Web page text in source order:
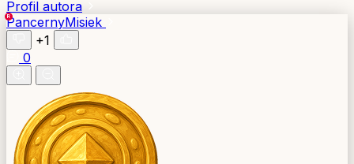
Profil autora
PancernyMisiek
+1
0